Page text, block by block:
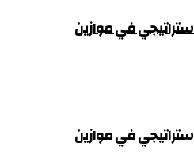
في موازين
في موازين